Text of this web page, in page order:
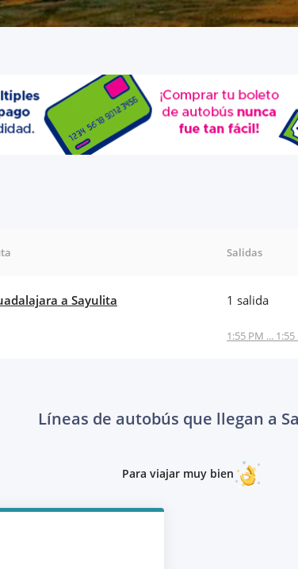
Salidas
a Sayulita 1 salida
1:55 PM ... 1:55
Líneas de autobús que llegan a
Para viajar muy bien